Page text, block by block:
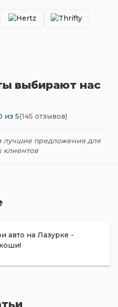
выбирают нас
из 5(145 отзывов)
лучшие предложения для
клиентов
авто на Лазурке -